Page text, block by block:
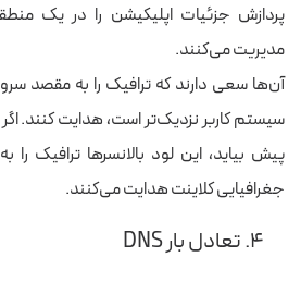
پردازش جزئیات اپلیکیشن را در یک
مدیریت می‌کنند.
آن‌ها سعی دارند که ترافیک را به مقصد
سیستم کاربر نزدیک‌تر است، هدایت کنند.
پیش بیاید، این لود بالانسرها ترافیک را
جغرافیایی کلاینت هدایت می‌کنند.
۴. تعادل بار DNS